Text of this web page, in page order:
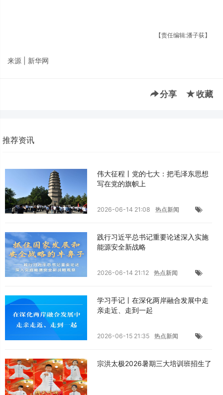
【责任编辑:潘子荻】
来源 | 新华网
分享 收藏
推荐资讯
伟大征程丨党的七大：把毛泽东思想
写在党的旗帜上
2026-06-14 21:08 热点新闻
践行习近平总书记重要论述深入实施
能源安全新战略
2026-06-14 21:12 热点新闻
学习手记丨在深化两岸融合发展中走
亲走近、走到一起
2026-06-15 21:35 热点新闻
宗洪太极2026暑期三大培训班招生了